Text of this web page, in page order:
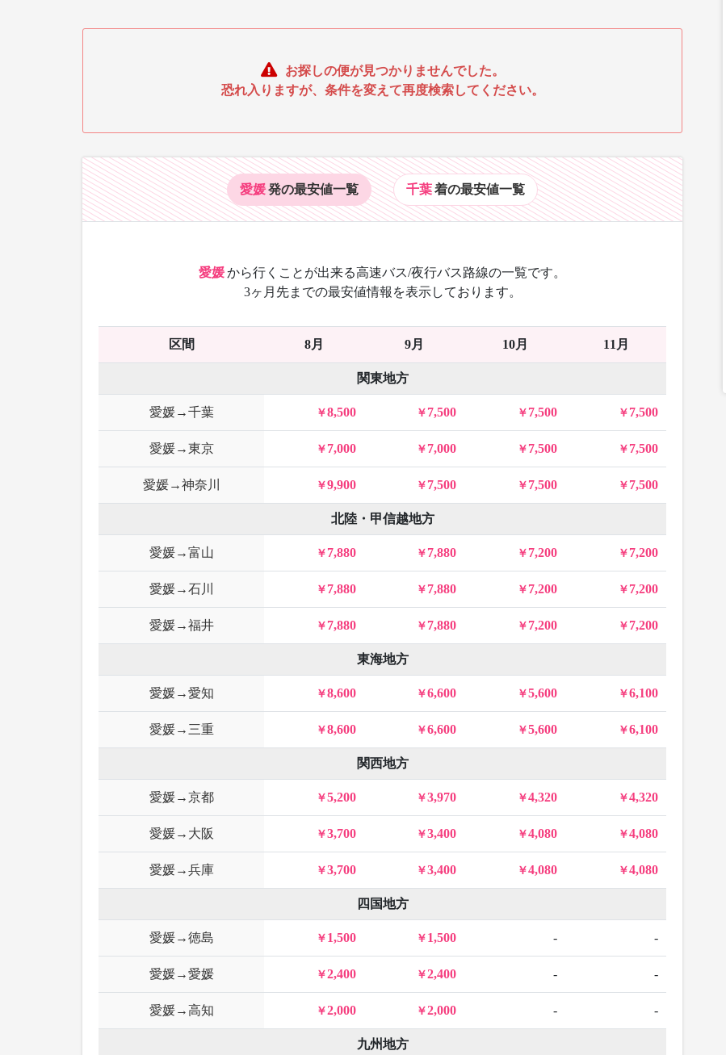
お探しの便が見つかりませんでした。
恐れ入りますが、条件を変えて再度検索してください。
愛媛発の最安値一覧 千葉着の最安値一覧
愛媛から行くことが出来る高速バス/夜行バス路線の一覧です。
3ヶ月先までの最安値情報を表示しております。
区間 8月 9月 10月 11月
関東地方
愛媛→千葉 8,500 7,500 7,500 7,500
愛媛→東京 7,000 7,000 7,500 7,500
愛媛→神奈川 9,900 7,500 7,500 7,500
北陸・甲信越地方
愛媛→富山 7,880 7,880 7,200 7,200
愛媛→石川 7,880 7,880 7,200 7,200
愛媛→福井 7,880 7,880 7,200 7,200
東海地方
愛媛→愛知 8,600 6,600 5,600 6,100
愛媛→三重 8,600 6,600 5,600 6,100
関西地方
愛媛→京都 5,200 3,970 4,320 4,320
愛媛→大阪 3,700 3,400 4,080 4,080
愛媛→兵庫 3,700 3,400 4,080 4,080
四国地方
愛媛→徳島 1,500 1,500 - -
愛媛→愛媛 2,400 2,400 - -
愛媛→高知 2,000 2,000 - -
九州地方